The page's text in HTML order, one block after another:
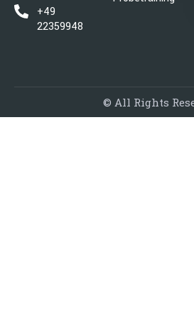
+49
22359948456
© All Rights